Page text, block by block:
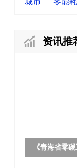
资讯推
《青海省零